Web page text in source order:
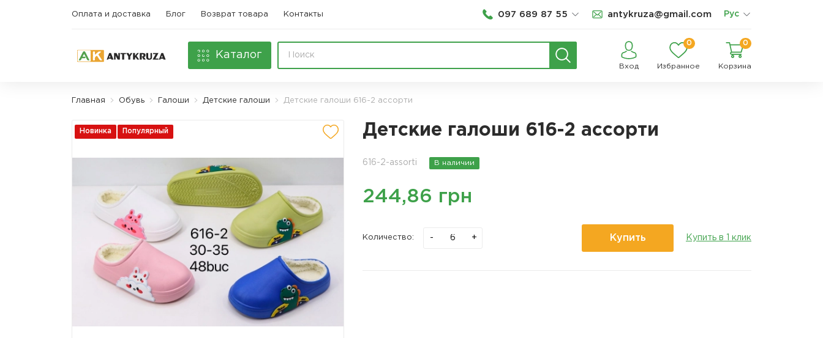
Оплата и доставка Блог Возврат товара Контакты 097 689 87 55 antykruza@gmail.com Рус
Каталог
Вход
0
Избранное
0
Корзина
Главная Обувь Галоши Детские галоши Детские галоши 616-2 ассорти
Новинка Популярный Детские галоши 616-2 ассорти
616-2-assorti В наличии
244,86 грн
Количество: - + Купить Купить в 1 клик